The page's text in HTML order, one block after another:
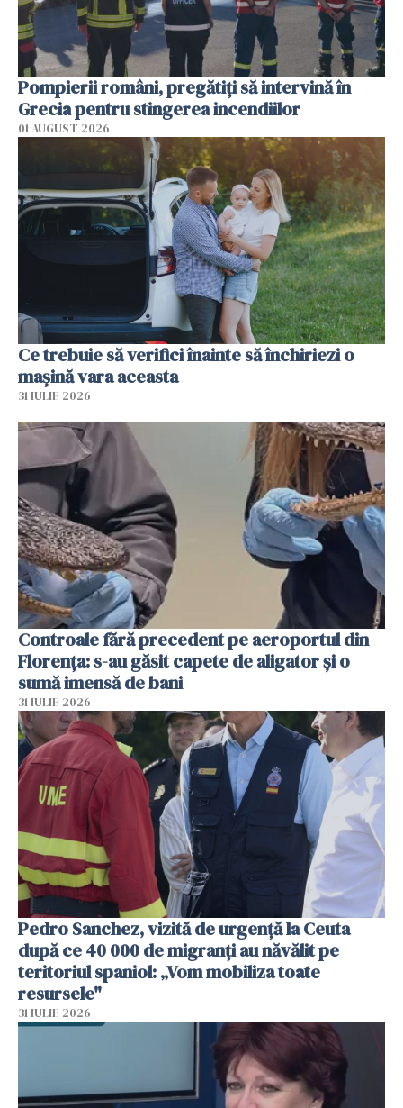
Pompierii români, pregătiţi să intervină în
Grecia pentru stingerea incendiilor
01 AUGUST 2026
Ce trebuie să verifici înainte să închiriezi o
mașină vara aceasta
31 IULIE 2026
Controale fără precedent pe aeroportul din
Florența: s-au găsit capete de aligator și o
sumă imensă de bani
31 IULIE 2026
Pedro Sanchez, vizită de urgență la Ceuta
după ce 40 000 de migranți au năvălit pe
teritoriul spaniol: „Vom mobiliza toate
resursele"
31 IULIE 2026